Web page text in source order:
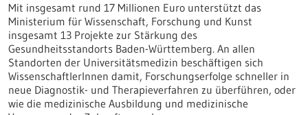
Mit insgesamt rund 17 Millionen Euro unterstützt das
Ministerium für Wissenschaft, Forschung und Kunst
insgesamt 13 Projekte zur Stärkung des
Gesundheitsstandorts Baden-Württemberg. An allen
Standorten der Universitätsmedizin beschäftigen sich
WissenschaftlerInnen damit, Forschungserfolge schneller in
neue Diagnostik- und Therapieverfahren zu überführen, oder
wie die medizinische Ausbildung und medizinische